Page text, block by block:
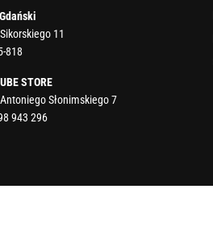
11
818
STORE
Słonimskiego 7
943 296